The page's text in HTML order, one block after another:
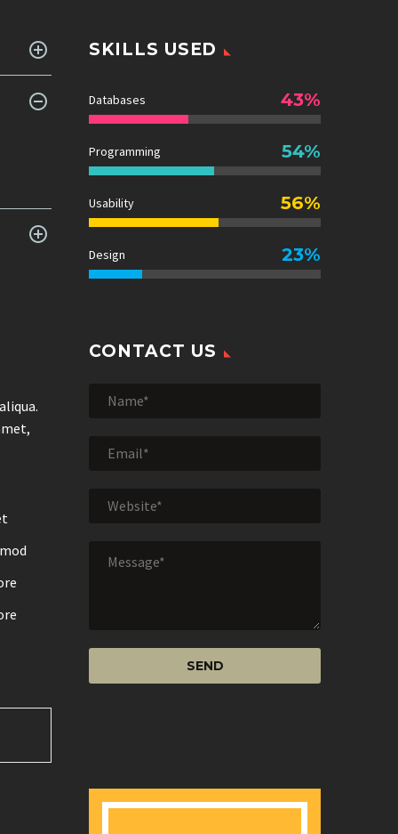
SKILLS USED
Databases 43%
Programming 54%
Usability 56%
Design 23%
CONTACT US